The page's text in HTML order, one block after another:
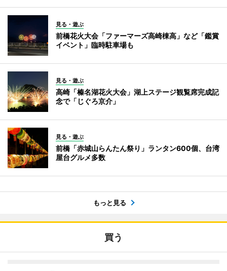
見る・遊ぶ
前橋花火大会「ファーマーズ高崎棟高」など「鑑賞
イベント」臨時駐車場も
見る・遊ぶ
高崎「榛名湖花火大会」湖上ステージ観覧席完成記
念で「じぐろ京介」
見る・遊ぶ
前橋「赤城山らんたん祭り」ランタン600個、台湾
屋台グルメ多数
もっと見る
買う